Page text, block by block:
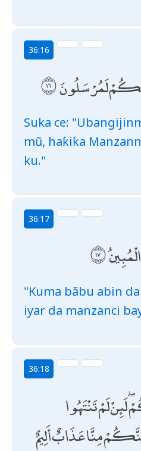
36:16
لَمُرْسَلُونَ
Suka ce:
mũ, haƙiƙa
ku."
36:17
"Kuma bãbu abin
iyar da manzanci
36:18
لَئِنْ لَمْ تَنْتَهُوا
مِنَّا عَذَابٌ أَلِيمٌ